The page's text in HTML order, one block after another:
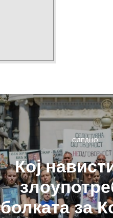
СЛЕДНО
Кој
болката за